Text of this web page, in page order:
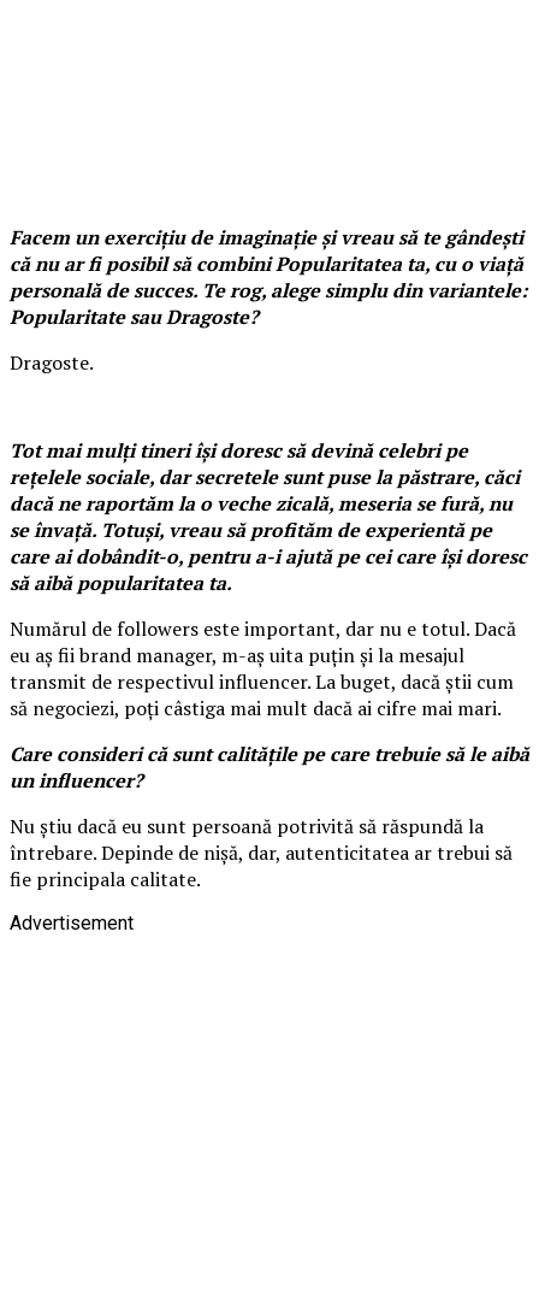
Facem un exercițiu de imaginație și vreau să te gândești
că nu ar fi posibil să combini Popularitatea ta, cu o viață
personală de succes. Te rog, alege simplu din variantele:
Popularitate sau Dragoste?
Dragoste.
Tot mai mulți tineri își doresc să devină celebri pe
rețelele sociale, dar secretele sunt puse la păstrare, căci
dacă ne raportăm la o veche zicală, meseria se fură, nu
se învață. Totuși, vreau să profităm de experientă pe
care ai dobândit-o, pentru a-i ajută pe cei care își doresc
să aibă popularitatea ta.
Numărul de followers este important, dar nu e totul. Dacă
eu aș fii brand manager, m-aș uita puțin și la mesajul
transmit de respectivul influencer. La buget, dacă știi cum
să negociezi, poți câstiga mai mult dacă ai cifre mai mari.
Care consideri că sunt calitățile pe care trebuie să le aibă
un influencer?
Nu știu dacă eu sunt persoană potrivită să răspundă la
întrebare. Depinde de nișă, dar, autenticitatea ar trebui să
fie principala calitate.
Advertisement